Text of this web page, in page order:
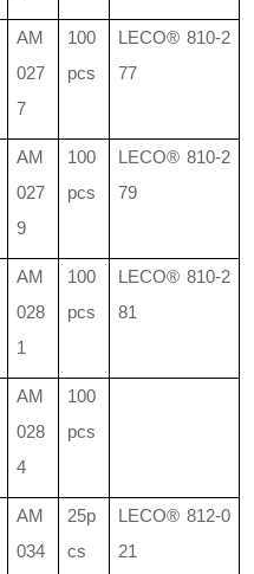
AM
027
7
100
pcs
LECO® 810-2
77
AM
027
9
100
pcs
LECO® 810-2
79
AM
028
1
100
pcs
LECO® 810-2
81
AM
028
4
100
pcs
AM
034
25p
cs
LECO® 812-0
21